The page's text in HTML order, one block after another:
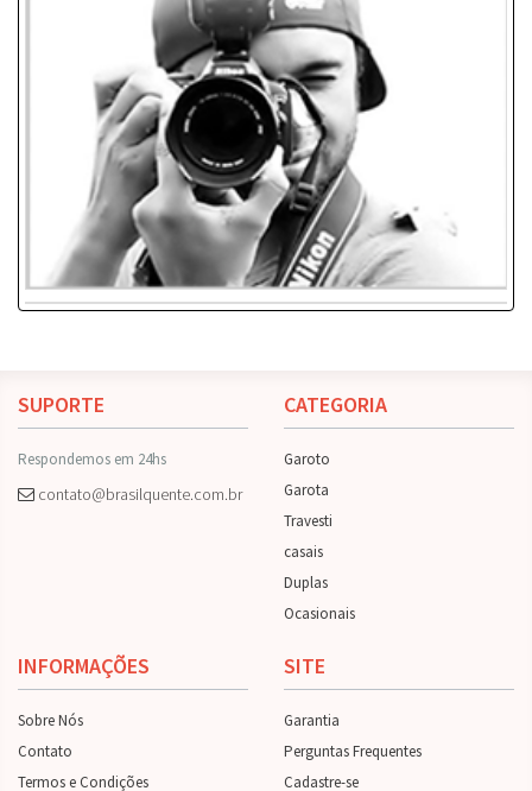
casais
Duplas
Ocasionais
INFORMAÇÕES
Termos e Condições
Seja um afiliado
SITE
Garantia
Perguntas Frequentes
Cadastre-se